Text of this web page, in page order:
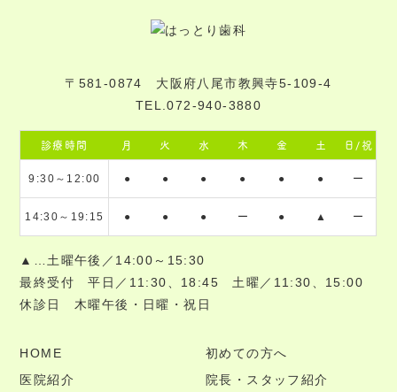
〒581-0874 大阪府八尾市教興寺5-109-4
TEL.072-940-3880
診療時間 月 火 水 木 金 土 日/祝
9:30～12:00 ● ● ● ● ● ● ー
14:30～19:15 ● ● ● ー ● ▲ ー
▲…土曜午後／14:00～15:30
最終受付 平日／11:30、18:45 土曜／11:30、15:00
休診日 木曜午後・日曜・祝日
HOME
初めての方へ
医院紹介
院長・スタッフ紹介